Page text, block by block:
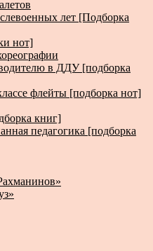
лет [Подборка
нот]
в ДДУ [подборка
флейты [подборка нот]
книг]
педагогика [подборка